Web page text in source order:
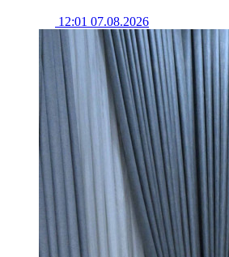
12:01 07.08.2026